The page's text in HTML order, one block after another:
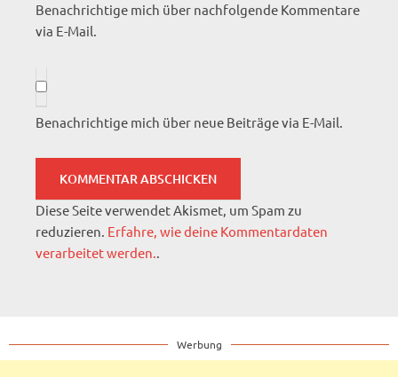
Benachrichtige mich über nachfolgende Kommentare
via E-Mail.
Benachrichtige mich über neue Beiträge via E-Mail.
Diese Seite verwendet Akismet, um Spam zu
reduzieren. Erfahre, wie deine Kommentardaten
verarbeitet werden..
Werbung